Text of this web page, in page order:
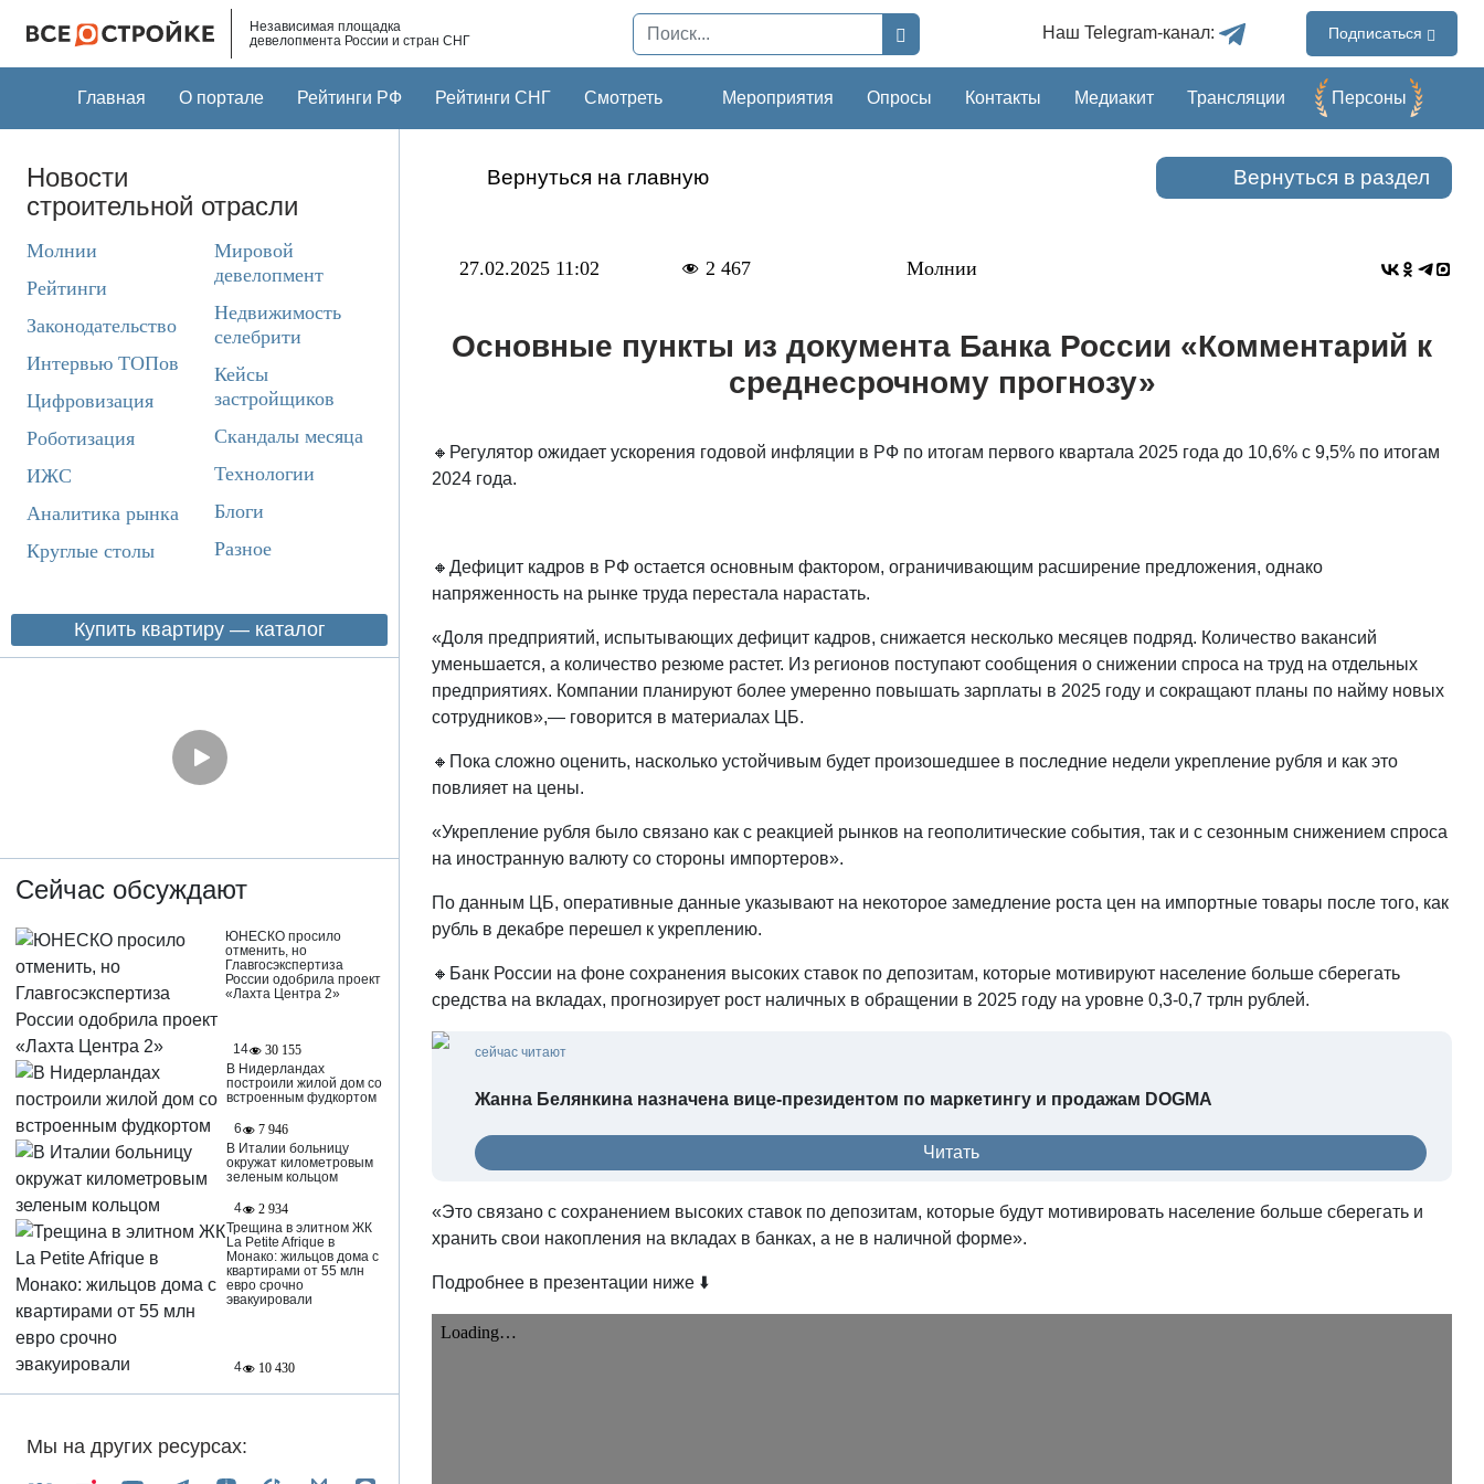
Независимая площадка
девелопмента России и стран СНГ
Наш Telegram-канал: Подписаться
Главная О портале Рейтинги РФ Рейтинги СНГ Смотреть Мероприятия Опросы Контакты Медиакит Трансляции Перcоны
Новости
строительной отрасли
Молнии
Рейтинги
Законодательство
Интервью ТОПов
Цифровизация
Роботизация
ИЖС
Аналитика рынка
Круглые столы
Мировой
девелопмент
Недвижимость
селебрити
Кейсы
застройщиков
Скандалы месяца
Технологии
Блоги
Разное
Купить квартиру — каталог
Сейчас обсуждают
ЮНЕСКО просило
отменить, но
Главгосэкспертиза
России одобрила проект
«Лахта Центра 2»
14
30 155
В Нидерландах
построили жилой дом со
встроенным фудкортом
6
7 946
В Италии больницу
окружат километровым
зеленым кольцом
4
2 934
Трещина в элитном ЖК
La Petite Afrique в
Монако: жильцов дома с
квартирами от 55 млн
евро срочно
эвакуировали
4 10 430
Мы на других ресурсах:
Вернуться на главную Вернуться в раздел
27.02.2025 11:02 2 467 Молнии
Основные пункты из документа Банка России «Комментарий к
среднесрочному прогнозу»
🔸Регулятор ожидает ускорения годовой инфляции в РФ по итогам первого квартала 2025 года до 10,6% с 9,5% по итогам
2024 года.
🔸Дефицит кадров в РФ остается основным фактором, ограничивающим расширение предложения, однако
напряженность на рынке труда перестала нарастать.
«Доля предприятий, испытывающих дефицит кадров, снижается несколько месяцев подряд. Количество вакансий
уменьшается, а количество резюме растет. Из регионов поступают сообщения о снижении спроса на труд на отдельных
предприятиях. Компании планируют более умеренно повышать зарплаты в 2025 году и сокращают планы по найму новых
сотрудников»,— говорится в материалах ЦБ.
🔸Пока сложно оценить, насколько устойчивым будет произошедшее в последние недели укрепление рубля и как это
повлияет на цены.
«Укрепление рубля было связано как с реакцией рынков на геополитические события, так и с сезонным снижением спроса
на иностранную валюту со стороны импортеров».
По данным ЦБ, оперативные данные указывают на некоторое замедление роста цен на импортные товары после того, как
рубль в декабре перешел к укреплению.
🔸Банк России на фоне сохранения высоких ставок по депозитам, которые мотивируют население больше сберегать
средства на вкладах, прогнозирует рост наличных в обращении в 2025 году на уровне 0,3-0,7 трлн рублей.
сейчас читают
Жанна Белянкина назначена вице-президентом по маркетингу и продажам DOGMA
Читать
«Это связано с сохранением высоких ставок по депозитам, которые будут мотивировать население больше сберегать и
хранить свои накопления на вкладах в банках, а не в наличной форме».
Подробнее в презентации ниже ⬇️